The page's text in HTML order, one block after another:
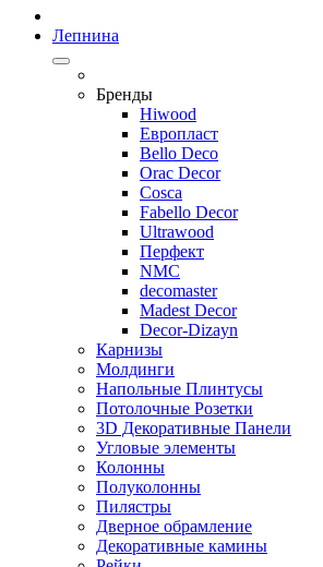
Лепнина
Бренды
Hiwood
Европласт
Bello Deco
Orac Decor
Cosca
Fabello Decor
Ultrawood
Перфект
NMC
decomaster
Madest Decor
Decor-Dizayn
Карнизы
Молдинги
Напольные Плинтусы
Потолочные Розетки
3D Декоративные Панели
Угловые элементы
Колонны
Полуколонны
Пилястры
Дверное обрамление
Декоративные камины